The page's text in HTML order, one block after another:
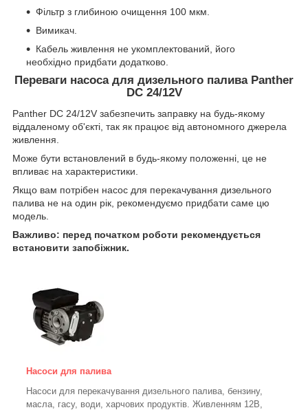
Фільтр з глибиною очищення 100 мкм.
Вимикач.
Кабель живлення не укомплектований, його
необхідно придбати додатково.
Переваги насоса для дизельного палива Panther
DC 24/12V
Panther DC 24/12V забезпечить заправку на будь-якому
віддаленому об'єкті, так як працює від автономного джерела
живлення.
Може бути встановлений в будь-якому положенні, це не
впливає на характеристики.
Якщо вам потрібен насос для перекачування дизельного
палива не на один рік, рекомендуємо придбати саме цю
модель.
Важливо: перед початком роботи рекомендується
встановити запобіжник.
Насоси для палива
Насоси для перекачування дизельного палива, бензину,
масла, гасу, води, харчових продуктів. Живленням 12В,